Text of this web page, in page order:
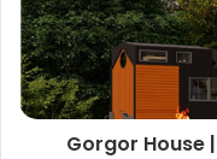
Gorgor House